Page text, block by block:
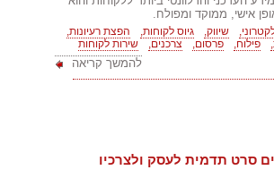
אישי, ממוקד ומפולח.
שיווק, גיוס לקוחות,
הפצת רעיונות,
פילוח, פרסום, צרכנים, שירות לקוחות
להמשך קריאה
סרט תדמית לעסק ולצרכיו